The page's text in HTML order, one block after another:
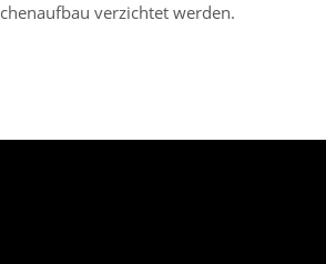
verzichtet werden.